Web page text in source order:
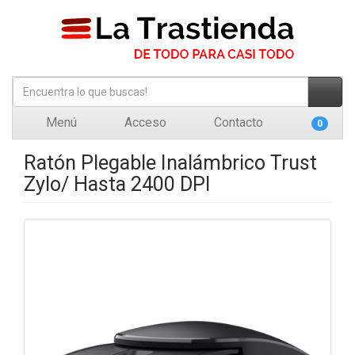
Menú Acceso Contacto 0
Ratón Plegable Inalámbrico Trust
Zylo/ Hasta 2400 DPI